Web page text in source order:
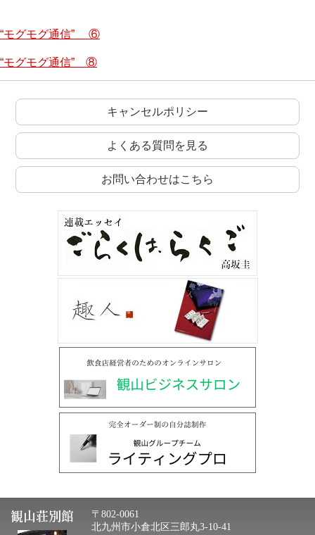
“モグモグ通信” ⑥
“モグモグ通信” ⑧
キャンセルポリシー
よくある質問を見る
お問い合わせはこちら
観山荘別館
〒802-0061
北九州市小倉北区三郎丸3-10-41